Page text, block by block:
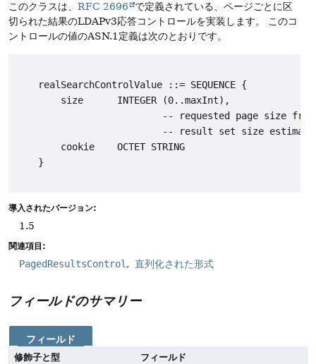
このクラスは、 RFC 2696
で定義されている、ページごとに区
切られた結果のLDAPv3応答コントロールを実装します。
このコ
ントロールの値のASN.1定義は次のとおりです。
    realSearchControlValue ::= SEQUENCE {
        size      INTEGER (0..maxInt),
-- requested page size
-- result set size
        cookie    OCTET STRING
    }
導入されたバージョン:
1.5
関連項目:
PagedResultsControl 直列化された形式
フィールドのサマリー
フィールド
修飾子と型
フィールド